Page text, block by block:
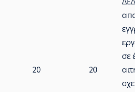
20 20
σε